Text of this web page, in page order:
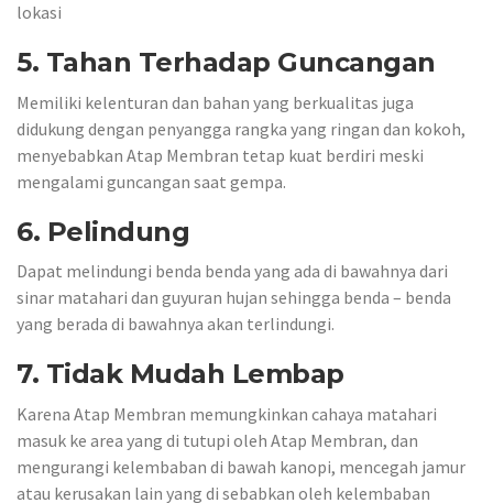
lokasi
5. Tahan Terhadap Guncangan
Memiliki kelenturan dan bahan yang berkualitas juga
didukung dengan penyangga rangka yang ringan dan kokoh,
menyebabkan Atap Membran tetap kuat berdiri meski
mengalami guncangan saat gempa.
6. Pelindung
Dapat melindungi benda benda yang ada di bawahnya dari
sinar matahari dan guyuran hujan sehingga benda – benda
yang berada di bawahnya akan terlindungi.
7. Tidak Mudah Lembap
Karena Atap Membran memungkinkan cahaya matahari
masuk ke area yang di tutupi oleh Atap Membran, dan
mengurangi kelembaban di bawah kanopi, mencegah jamur
atau kerusakan lain yang di sebabkan oleh kelembaban